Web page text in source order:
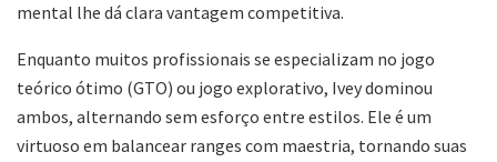
mental lhe dá clara vantagem competitiva.
Enquanto muitos profissionais se especializam no jogo
teórico ótimo (GTO) ou jogo explorativo, Ivey dominou
ambos, alternando sem esforço entre estilos. Ele é um
virtuoso em balancear ranges com maestria, tornando suas